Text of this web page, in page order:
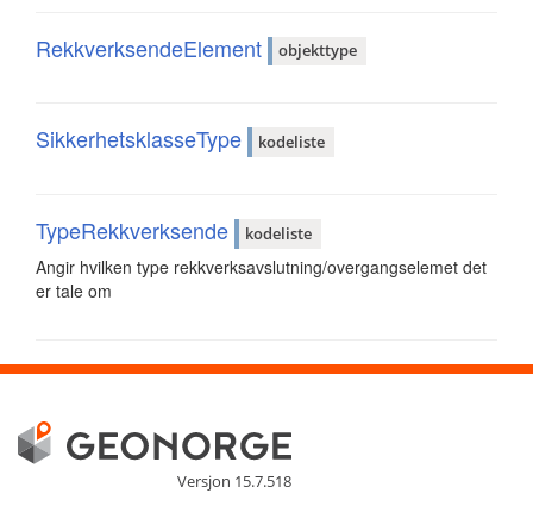
RekkverksendeElement objekttype
SikkerhetsklasseType kodeliste
TypeRekkverksende kodeliste
Angir hvilken type rekkverksavslutning/overgangselemet det
er tale om